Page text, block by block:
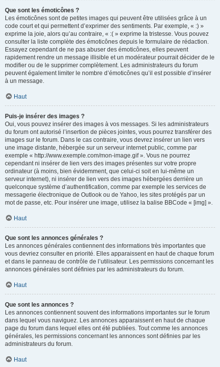
Que sont les émoticônes ?
Les émoticônes sont de petites images qui peuvent être utilisées grâce à un
code court et qui permettent d’exprimer des sentiments. Par exemple, « :) »
exprime la joie, alors qu’au contraire, « :( » exprime la tristesse. Vous pouvez
consulter la liste complète des émoticônes depuis le formulaire de rédaction.
Essayez cependant de ne pas abuser des émoticônes, elles peuvent
rapidement rendre un message illisible et un modérateur pourrait décider de le
modifier ou de le supprimer complètement. Les administrateurs du forum
peuvent également limiter le nombre d’émoticônes qu’il est possible d’insérer
à un message.
Haut
Puis-je insérer des images ?
Oui, vous pouvez insérer des images à vos messages. Si les administrateurs
du forum ont autorisé l’insertion de pièces jointes, vous pourrez transférer des
images sur le forum. Dans le cas contraire, vous devrez insérer un lien vers
une image distante, hébergée sur un serveur internet public, comme par
exemple « http://www.exemple.com/mon-image.gif ». Vous ne pourrez
cependant ni insérer de lien vers des images présentes sur votre propre
ordinateur (à moins, bien évidemment, que celui-ci soit en lui-même un
serveur internet), ni insérer de lien vers des images hébergées derrière un
quelconque système d’authentification, comme par exemple les services de
messagerie électronique de Outlook ou de Yahoo, les sites protégés par un
mot de passe, etc. Pour insérer une image, utilisez la balise BBCode « [img] ».
Haut
Que sont les annonces générales ?
Les annonces générales contiennent des informations très importantes que
vous devriez consulter en priorité. Elles apparaissent en haut de chaque forum
et dans le panneau de contrôle de l’utilisateur. Les permissions concernant les
annonces générales sont définies par les administrateurs du forum.
Haut
Que sont les annonces ?
Les annonces contiennent souvent des informations importantes sur le forum
dans lequel vous naviguez. Les annonces apparaissent en haut de chaque
page du forum dans lequel elles ont été publiées. Tout comme les annonces
générales, les permissions concernant les annonces sont définies par les
administrateurs du forum.
Haut